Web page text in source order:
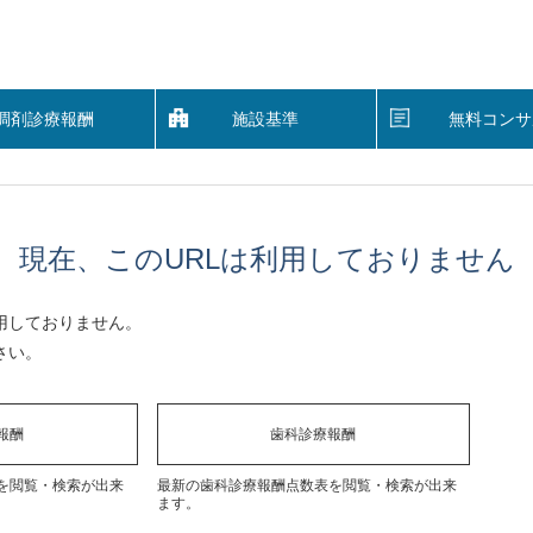
剤診療報酬 施設基準 無料コン
現在、このURLは利用しておりません
ておりません。
。
酬
閲覧・検索が出来
歯科診療報酬
最新の歯科診療報酬点数表を閲覧・検索が出来
ます。